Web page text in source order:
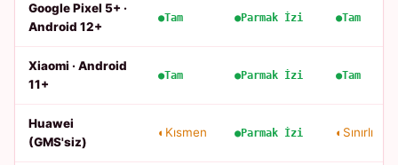
Google Pixel 5+ ·
Android 12+
Tam Parmak İzi Tam
Xiaomi · Android
11+
Tam Parmak İzi Tam
Huawei
(GMS'siz)
Kısmen Parmak İzi Sınırlı